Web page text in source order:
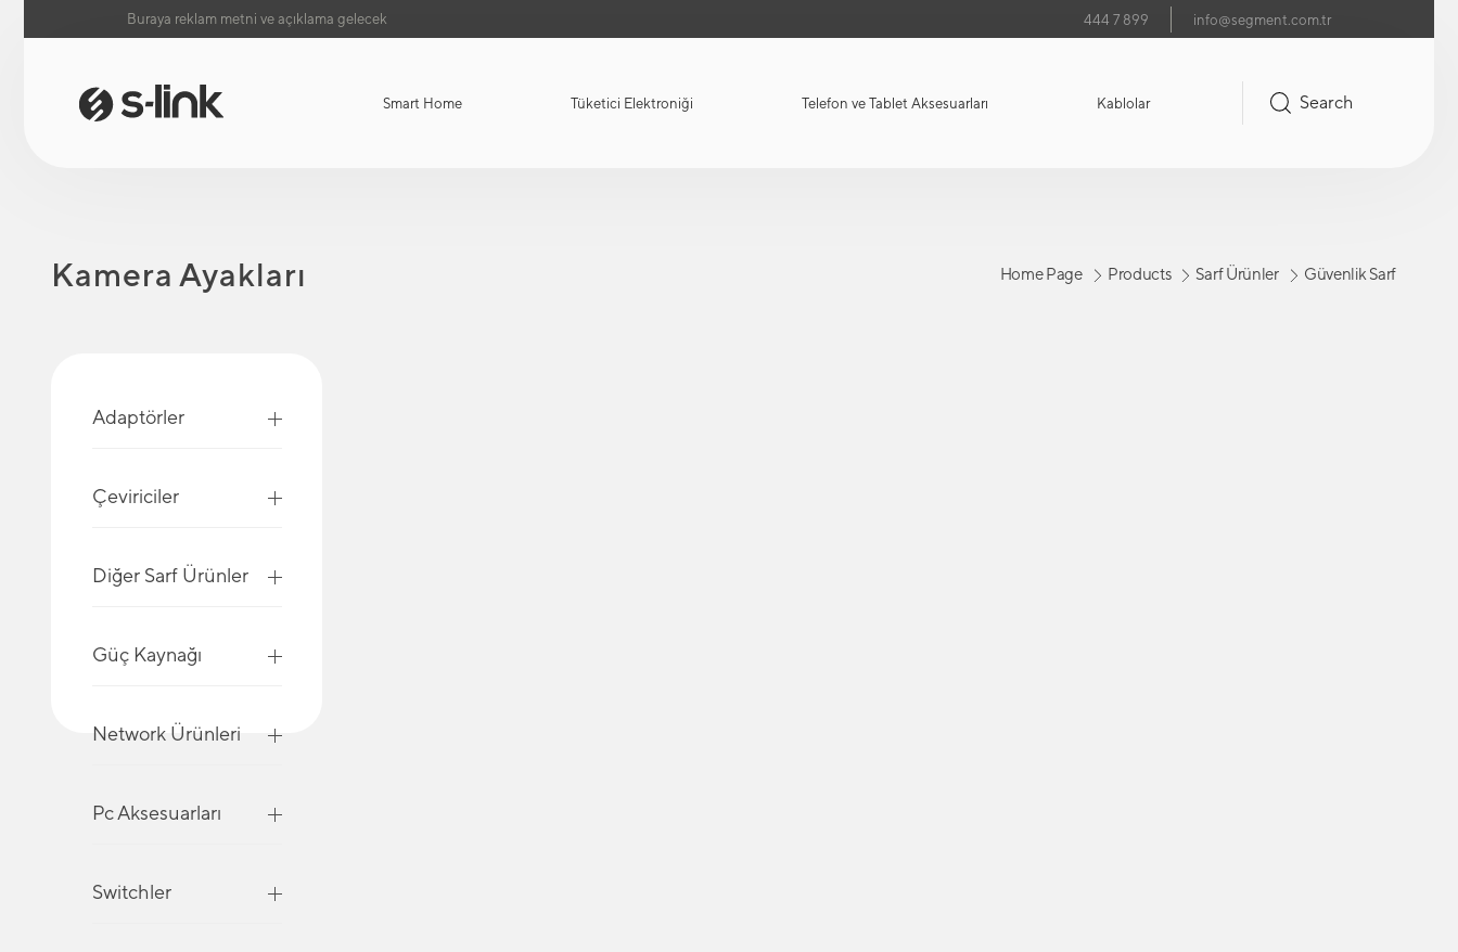
Buraya reklam metni ve açıklama gelecek 444 7 899 info@segment.com.tr
Smart Home Tüketici Elektroniği Telefon ve Tablet Aksesuarları Kablolar Search
Kamera Ayakları Home Page Products Sarf Ürünler Güvenlik Sarf
Adaptörler
Çeviriciler
Diğer Sarf Ürünler
Güç Kaynağı
Network Ürünleri
Pc Aksesuarları
Switchler